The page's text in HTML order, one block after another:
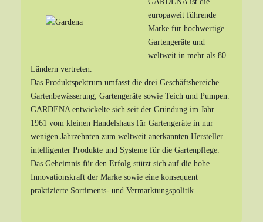
europaweit führende
Marke für hochwertige
Gartengeräte und
weltweit in mehr als 80
Ländern vertreten.
Das Produktspektrum umfasst die drei Geschäftsbereiche
Gartenbewässerung, Gartengeräte sowie Teich und Pumpen.
GARDENA entwickelte sich seit der Gründung im Jahr
1961 vom kleinen Handelshaus für Gartengeräte in nur
wenigen Jahrzehnten zum weltweit anerkannten Hersteller
intelligenter Produkte und Systeme für die Gartenpflege.
Das Geheimnis für den Erfolg stützt sich auf die hohe
Innovationskraft der Marke sowie eine konsequent
praktizierte Sortiments- und Vermarktungspolitik.